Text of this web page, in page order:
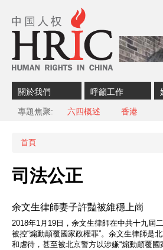
關於我們 呼籲工作
專題焦聚 六四概述 香港
您在這裡
首頁
司法公正
余文生律師妻子許豔被維穩上崗
2018年1月19日，余文生律師在中共十九屆
被控“煽動顛覆國家政權罪”。余文生律師是
和虐待，甚至被北京警方以涉嫌“煽動顛覆